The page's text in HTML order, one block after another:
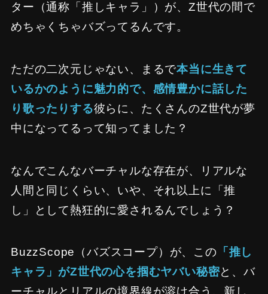
ター（通称「推しキャラ」）が、Z世代の間で
めちゃくちゃバズってるんです。
ただの二次元じゃない、まるで本当に生きて
いるかのように魅力的で、感情豊かに話した
り歌ったりする彼らに、たくさんのZ世代が夢
中になってるって知ってました？
なんでこんなバーチャルな存在が、リアルな
人間と同じくらい、いや、それ以上に「推
し」として熱狂的に愛されるんでしょう？
BuzzScope（バズスコープ）が、この 「推し
キャラ」がZ世代の心を掴むヤバい秘密と、バ
ーチャルとリアルの境界線が溶け合う、新し